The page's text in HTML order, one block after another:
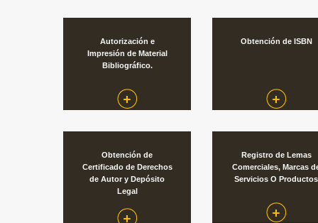
Autorización e
Impresión de Material
Bibliográfico.
Obtención de ISBN
Obtención de
Certificado de Derechos
de Autor y Depósito
Legal
Registro de Lemas
Comerciales, Marcas
Servicios O Productos